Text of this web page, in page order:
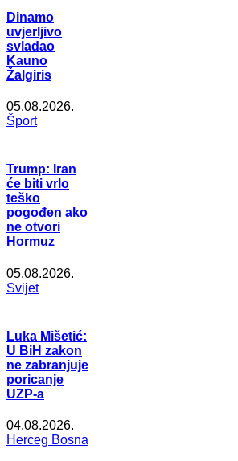
Dinamo
uvjerljivo
svladao
Kauno
Žalgiris
05.08.2026.
Šport
Trump: Iran
će biti vrlo
teško
pogođen ako
ne otvori
Hormuz
05.08.2026.
Svijet
Luka Mišetić:
U BiH zakon
ne zabranjuje
poricanje
UZP-a
04.08.2026.
Herceg Bosna